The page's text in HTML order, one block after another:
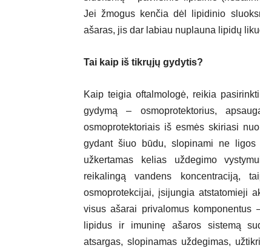
Jei žmogus kenčia dėl lipidinio
ašaras, jis dar labiau nuplauna lipidų
Tai kaip iš tikrųjų gydytis?
Kaip teigia oftalmologė, reikia
gydymą – osmoprotektorius,
osmoprotektoriais iš esmės skiriasi
gydant šiuo būdu, slopinami ne ligos
užkertamas kelias uždegimo
reikalingą vandens koncentraciją,
osmoprotekcijai, įsijungia atstatomieji
visus ašarai privalomus
lipidus ir imuninę ašaros sistemą
atsargas, slopinamas uždegimas,